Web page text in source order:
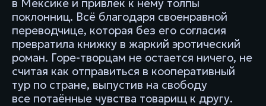
в Мексике и привлек к нему толпы
поклонниц. Всё благодаря своенравной
переводчице, которая без его согласия
превратила книжку в жаркий эротический
роман. Горе-творцам не остается ничего, не
считая как отправиться в кооперативный
тур по стране, выпустив на свободу
все потаённые чувства товарищ к другу.